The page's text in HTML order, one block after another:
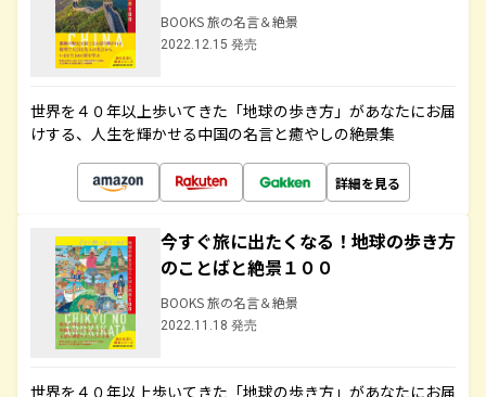
BOOKS 旅の名言＆絶景
2022.12.15 発売
世界を４０年以上歩いてきた「地球の歩き方」があなたにお届
けする、人生を輝かせる中国の名言と癒やしの絶景集
詳細を見る
今すぐ旅に出たくなる！地球の歩き方
のことばと絶景１００
BOOKS 旅の名言＆絶景
2022.11.18 発売
世界を４０年以上歩いてきた「地球の歩き方」があなたにお届